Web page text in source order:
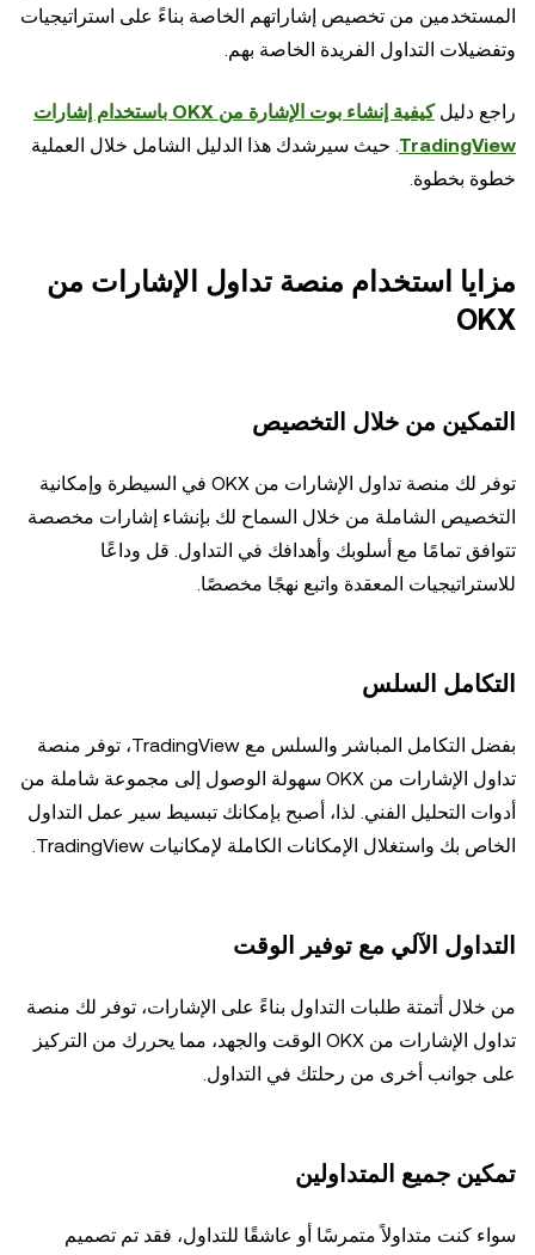
المستخدمين من تخصيص إشاراتهم الخاصة بناءً على استراتيجيات
وتفضيلات التداول الفريدة الخاصة بهم.
راجع دليل
كيفية إنشاء بوت الإشارة من OKX باستخدام إشارات
TradingView. حيث سيرشدك هذا الدليل الشامل خلال العملية
خطوة بخطوة.
مزايا استخدام منصة تداول الإشارات من
OKX
التمكين من خلال التخصيص
توفر لك منصة تداول الإشارات من OKX في السيطرة وإمكانية
التخصيص الشاملة من خلال السماح لك بإنشاء إشارات مخصصة
تتوافق تمامًا مع أسلوبك وأهدافك في التداول. قل وداعًا
للاستراتيجيات المعقدة واتبع نهجًا مخصصًا.
التكامل السلس
بفضل التكامل المباشر والسلس مع TradingView، توفر منصة
تداول الإشارات من OKX سهولة الوصول إلى مجموعة شاملة من
أدوات التحليل الفني. لذا، أصبح بإمكانك تبسيط سير عمل التداول
الخاص بك واستغلال الإمكانات الكاملة لإمكانيات TradingView.
التداول الآلي مع توفير الوقت
من خلال أتمتة طلبات التداول بناءً على الإشارات، توفر لك منصة
تداول الإشارات من OKX الوقت والجهد، مما يحررك من التركيز
على جوانب أخرى من رحلتك في التداول.
تمكين جميع المتداولين
سواء كنت متداولاً متمرسًا أو عاشقًا للتداول، فقد تم تصميم